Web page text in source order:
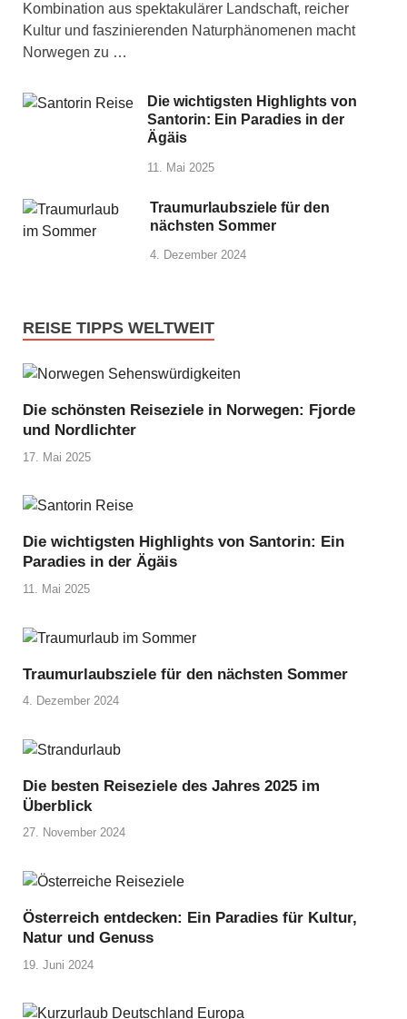
Kombination aus spektakulärer Landschaft, reicher
Kultur und faszinierenden Naturphänomenen macht
Norwegen zu …
Die wichtigsten Highlights von
Santorin: Ein Paradies in der
Ägäis
11. Mai 2025
Traumurlaubsziele für den
nächsten Sommer
4. Dezember 2024
REISE TIPPS WELTWEIT
Die schönsten Reiseziele in Norwegen: Fjorde
und Nordlichter
17. Mai 2025
Die wichtigsten Highlights von Santorin: Ein
Paradies in der Ägäis
11. Mai 2025
Traumurlaubsziele für den nächsten Sommer
4. Dezember 2024
Die besten Reiseziele des Jahres 2025 im
Überblick
27. November 2024
Österreich entdecken: Ein Paradies für Kultur,
Natur und Genuss
19. Juni 2024